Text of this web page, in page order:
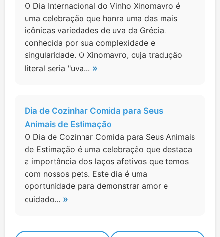
O Dia Internacional do Vinho Xinomavro é
uma celebração que honra uma das mais
icônicas variedades de uva da Grécia,
conhecida por sua complexidade e
singularidade. O Xinomavro, cuja tradução
literal seria "uva... »
Dia de Cozinhar Comida para Seus
Animais de Estimação
O Dia de Cozinhar Comida para Seus Animais
de Estimação é uma celebração que destaca
a importância dos laços afetivos que temos
com nossos pets. Este dia é uma
oportunidade para demonstrar amor e
cuidado... »